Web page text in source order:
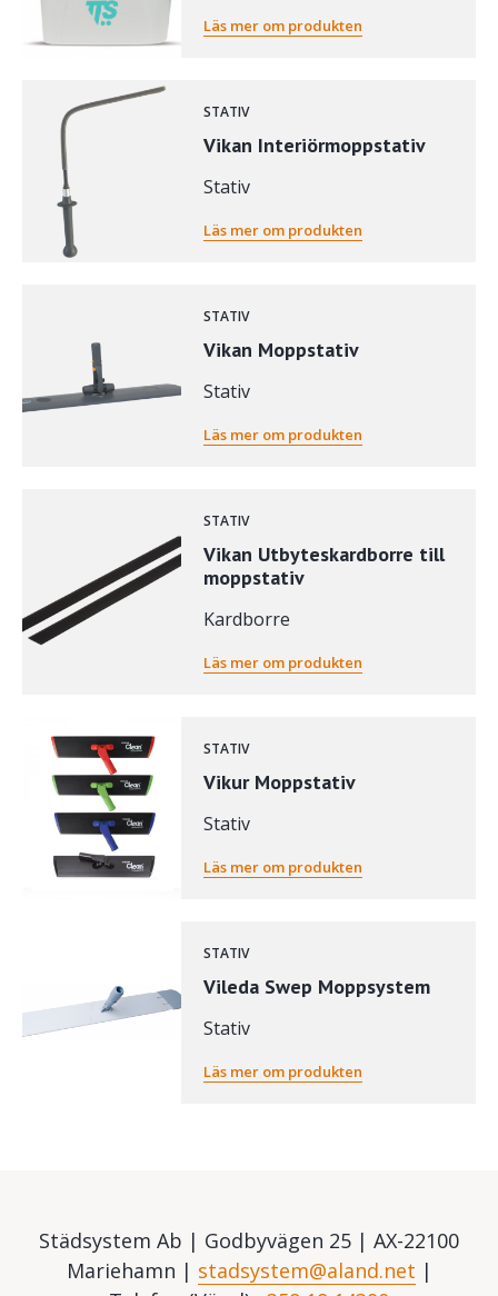
Läs mer om produkten
STATIV
Vikan Interiörmoppstativ
Stativ
Läs mer om produkten
STATIV
Vikan Moppstativ
Stativ
Läs mer om produkten
STATIV
Vikan Utbyteskardborre till
moppstativ
Kardborre
Läs mer om produkten
STATIV
Vikur Moppstativ
Stativ
Läs mer om produkten
STATIV
Vileda Swep Moppsystem
Stativ
Läs mer om produkten
Städsystem Ab | Godbyvägen 25 | AX-22100
Mariehamn | stadsystem@aland.net |